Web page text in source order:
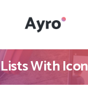
Lists With Icon